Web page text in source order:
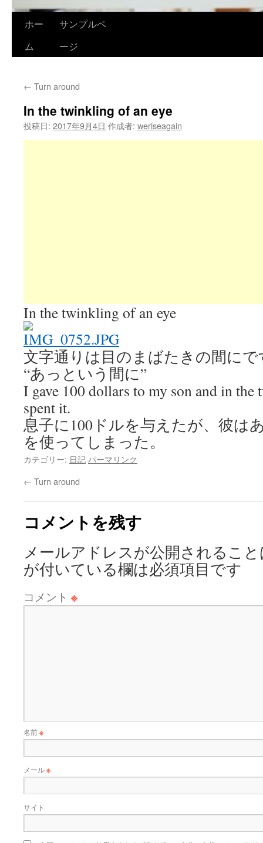
ホー
ム
サンプルペ
ージ
← Turn around
In the twinkling of an eye
投稿日: 2017年9月4日 作成者: weriseagain
In the twinkling of an eye
文字通りは目のまばたきの間にで
“あっという間に”
I gave 100 dollars to my son and in the
spent it.
息子に100ドルを与えたが、彼は
を使ってしまった。
カテゴリー: 日記 パーマリンク
← Turn around
コメントを残す
メールアドレスが公開されるこ
が付いている欄は必須項目です
コメント ※
名前※
メール※
サイト